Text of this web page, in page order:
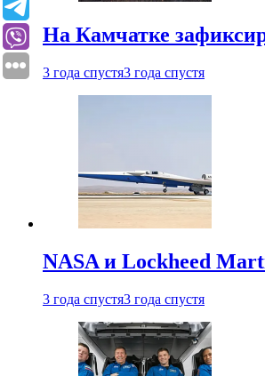
На Камчатке
3 года спустя3 года спустя
NASA и Lockheed
3 года спустя3 года спустя